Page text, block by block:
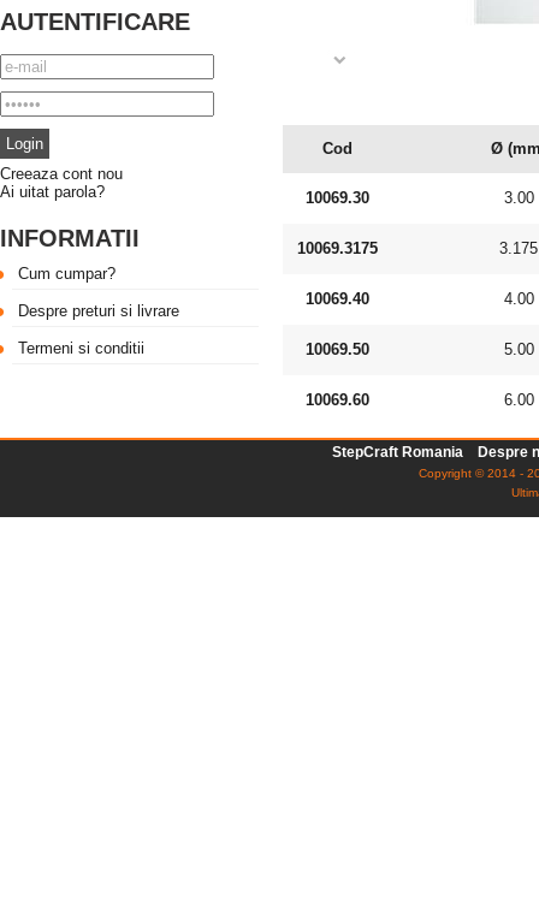
AUTENTIFICARE
Creeaza cont nou
Ai uitat parola?
INFORMATII
Cum cumpar?
Despre preturi si livrare
Termeni si conditii
Cod Ø
10069.30 3.00
10069.3175 3.175
10069.40 4.00
10069.50 5.00
10069.60 6.00
StepCraft Romania Despre
Copyright © 2014 -